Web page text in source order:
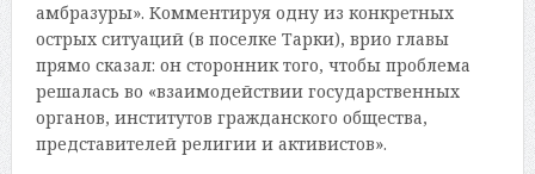
амбразуры». Комментируя одну из конкретных
острых ситуаций (в поселке Тарки), врио главы
прямо сказал: он сторонник того, чтобы проблема
решалась во «взаимодействии государственных
органов, институтов гражданского общества,
представителей религии и активистов».